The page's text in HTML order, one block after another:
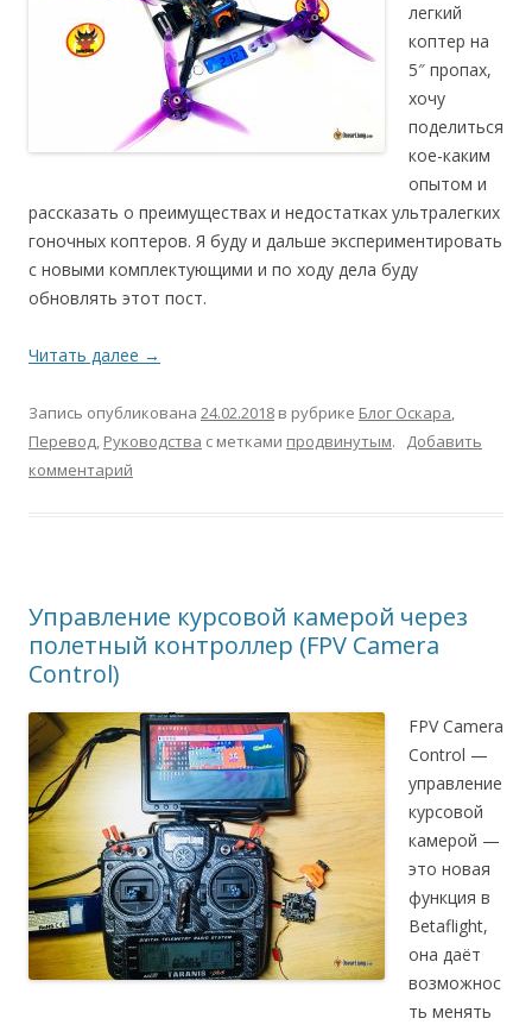
легкий
коптер на
5″ пропах,
хочу
поделиться
кое-каким
опытом и
рассказать о преимуществах и недостатках ультралегких
гоночных коптеров. Я буду и дальше экспериментировать
с новыми комплектующими и по ходу дела буду
обновлять этот пост.
Читать далее →
Запись опубликована 24.02.2018 в рубрике Блог Оскара,
Перевод, Руководства с метками продвинутым. Добавить
комментарий
Управление курсовой камерой через
полетный контроллер (FPV Camera
Control)
FPV Camera
Control —
управление
курсовой
камерой —
это новая
функция в
Betaflight,
она даёт
возможнос
ть менять